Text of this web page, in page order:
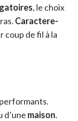
, le choix
Caractere-
coup de fil à la
d’une maison.